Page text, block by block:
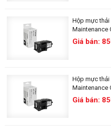
Hộp mực thải
Maintenance
Giá bán:
Hộp mực thải
Maintenance
Giá bán: